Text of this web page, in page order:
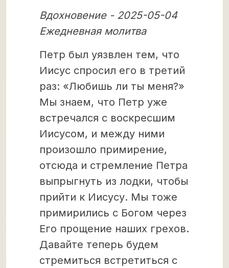
Вдохновение - 2025-05-04
Ежедневная молитва
Петр был уязвлен тем, что
Иисус спросил его в третий
раз: «Любишь ли ты меня?»
Мы знаем, что Петр уже
встречался с воскресшим
Иисусом, и между ними
произошло примирение,
отсюда и стремление Петра
выпрыгнуть из лодки, чтобы
прийти к Иисусу. Мы тоже
примирились с Богом через
Его прощение наших грехов.
Давайте теперь будем
стремиться встретиться с